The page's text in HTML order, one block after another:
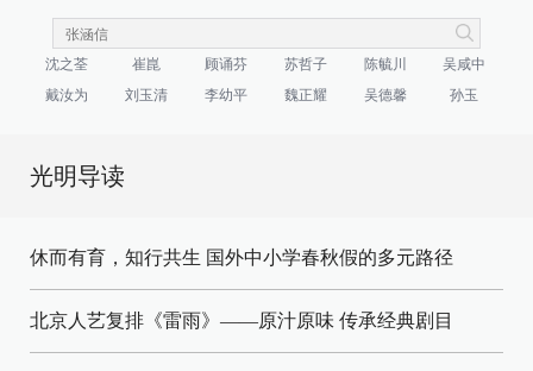
沈之荃 崔崑 顾诵芬 苏哲子 陈毓川
吴咸中
戴汝为
刘玉清 李幼平 魏正耀 吴德馨 孙玉
光明导读
休而有育，知行共生 国外中小学春秋假的多元路径
北京人艺复排《雷雨》——原汁原味 传承经典剧目